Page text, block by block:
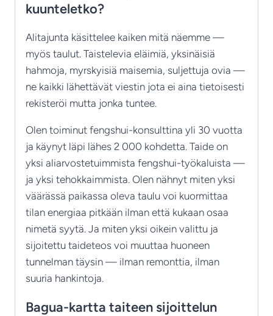
kuunteletko?
Alitajunta käsittelee kaiken mitä näemme —
myös taulut. Taistelevia eläimiä, yksinäisiä
hahmoja, myrskyisiä maisemia, suljettuja ovia —
ne kaikki lähettävät viestin jota ei aina tietoisesti
rekisteröi mutta jonka tuntee.
Olen toiminut fengshui-konsulttina yli 30 vuotta
ja käynyt läpi lähes 2 000 kohdetta. Taide on
yksi aliarvostetuimmista fengshui-työkaluista —
ja yksi tehokkaimmista. Olen nähnyt miten yksi
väärässä paikassa oleva taulu voi kuormittaa
tilan energiaa pitkään ilman että kukaan osaa
nimetä syytä. Ja miten yksi oikein valittu ja
sijoitettu taideteos voi muuttaa huoneen
tunnelman täysin — ilman remonttia, ilman
suuria hankintoja.
Bagua-kartta taiteen sijoittelun